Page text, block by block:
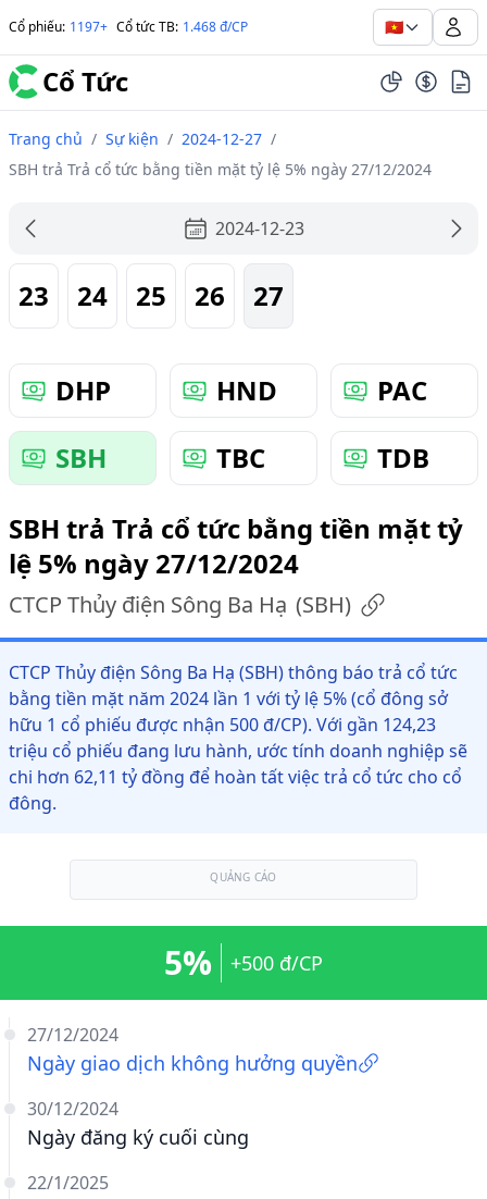
Cổ phiếu: 1197+ Cổ tức TB: 1.468 đ/CP 🇻🇳
Cổ Tức
Trang chủ / Sự kiện / 2024-12-27 /
SBH trả Trả cổ tức bằng tiền mặt tỷ lệ 5% ngày 27/12/2024
2024-12-23
23 24 25 26 27
DHP HND
PAC
SBH
TBC
TDB
SBH trả Trả cổ tức bằng tiền mặt tỷ
lệ 5% ngày 27/12/2024
CTCP Thủy điện Sông Ba Hạ (SBH)
CTCP Thủy điện Sông Ba Hạ (SBH) thông báo trả cổ tức
bằng tiền mặt năm 2024 lần 1 với tỷ lệ 5% (cổ đông sở
hữu 1 cổ phiếu được nhận 500 đ/CP). Với gần 124,23
triệu cổ phiếu đang lưu hành, ước tính doanh nghiệp sẽ
chi hơn 62,11 tỷ đồng để hoàn tất việc trả cổ tức cho cổ
đông.
QUẢNG CÁO
27/12/2024
Ngày giao dịch không hưởng quyền
30/12/2024
Ngày đăng ký cuối cùng
22/1/2025
5% +500 đ/CP